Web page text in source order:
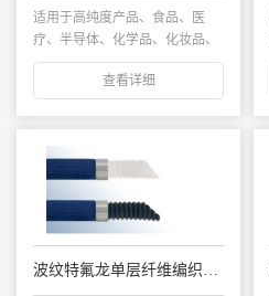
适用于高纯度产品、食品、医
疗、半导体、化学品、化妆品、
汽车等行业。尤其适...
查看详细
波纹特氟龙单层纤维编织管 TC1P/TC1PA